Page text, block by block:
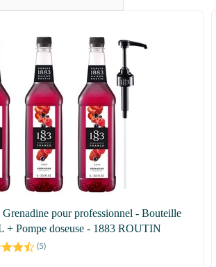
pour professionnel - Bouteille
+ Pompe doseuse - 1883 ROUTIN
(5)